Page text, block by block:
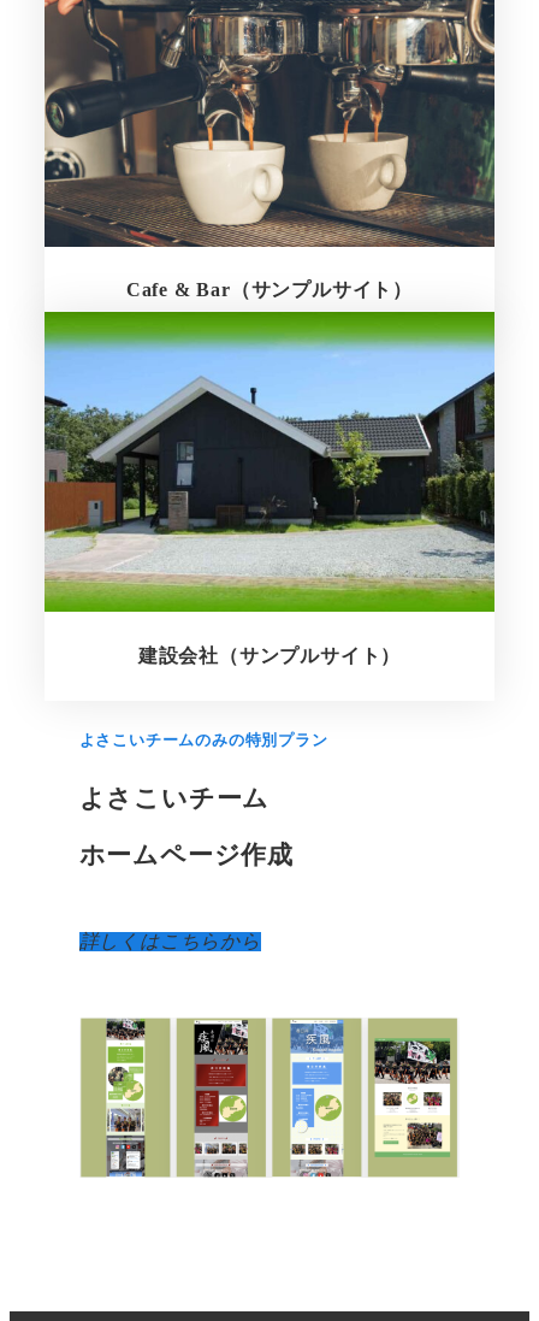
Cafe & Bar（サンプルサイト）
さらに詳しく
建設会社（サンプルサイト）
よさこいチームのみの特別プラン
よさこいチーム
ホームページ作成
詳しくはこちらから